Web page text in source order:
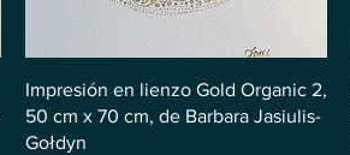
Impresión en lienzo Gold Organic 2,
50 cm x 70 cm, de Barbara Jasiulis-
Gołdyn